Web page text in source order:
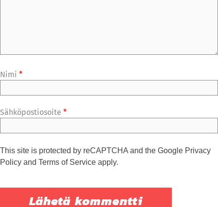
Nimi *
Sähköpostiosoite *
This site is protected by reCAPTCHA and the Google Privacy
Policy and Terms of Service apply.